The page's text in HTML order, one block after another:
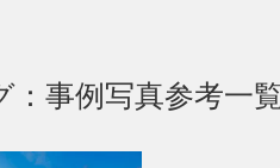
：事例写真参考一